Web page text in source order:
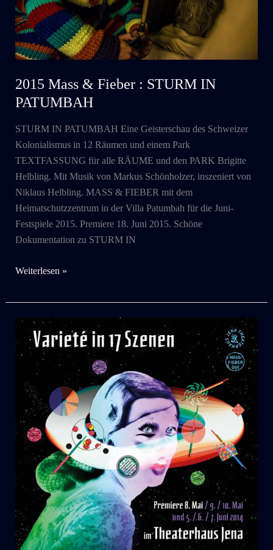
2015 Mass & Fieber : STURM IN
PATUMBAH
STURM IN PATUMBAH Eine Geisterschau des Schweizer
Kolonialismus in 12 Räumen und einem Park
TEXTFASSUNG für alle RÄUME und den PARK Brigitte
Helbling. Mit Musik von Markus Schönholzer, inszeniert von
Niklaus Helbling. MASS & FIEBER mit dem
Heimatschutzzentrum in der Villa Patumbah für die Juni-
Festspiele 2015. Premiere 18. Juni 2015. Schöne
Dokumentation zu STURM IN
2015
&
Fieber
STURM
PATUMBAH
Weiterlesen »